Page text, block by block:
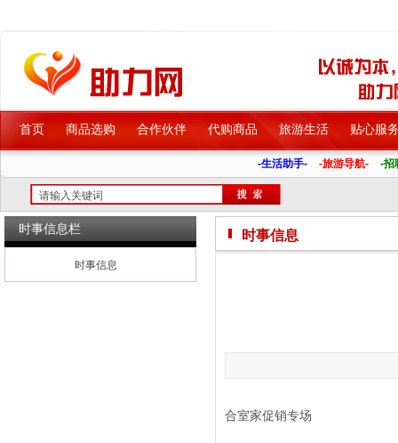
首页 商品选购 合作伙伴 代购商品 旅游生活 贴心服
-生活助手- -旅游导航- -招
时事信息栏
时事信息
合室家促销专场
时事信息